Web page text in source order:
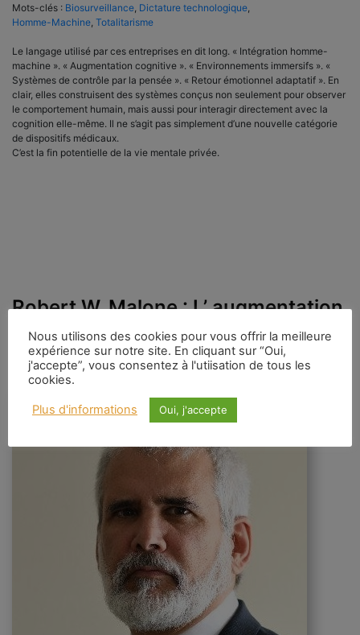
Mots-clés : Biosurveillance Dictature technologique
Homme-Machine Totalitarisme
Le langage utilisé par ces entreprises en dit long. « Intégration homme-
machine ». « Augmentation cognitive ». « Environnements immersifs ». «
Systèmes de contrôle par la pensée ». « Retour émotionnel adaptatif ». En
clair, elles construisent des systèmes conçus non seulement pour observer
le comportement humain, mais aussi pour interagir directement avec la
cognition elle-même. Il ne s’agit pas simplement d’une nouvelle catégorie
de dispositifs médicaux.
C’est la fin potentielle de la vie mentale privée.
Robert W. Malone : L’ augmentation
humaine n’est plus de la science-
fiction
Nous utilisons des cookies pour vous offrir la meilleure
expérience sur notre site. En cliquant sur “Oui,
j'accepte”, vous consentez à l'utiisation de tous les
cookies.
Plus d'informations Oui, j'accepte